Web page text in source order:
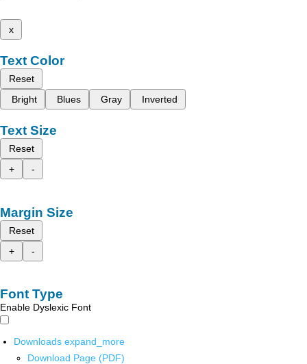
x
Text Color
Reset
Bright
Blues Gray Inverted
Text Size
Reset
+
-
Margin Size
Reset
+
-
Font Type
Enable Dyslexic Font
Downloads expand_more
Download Page (PDF)